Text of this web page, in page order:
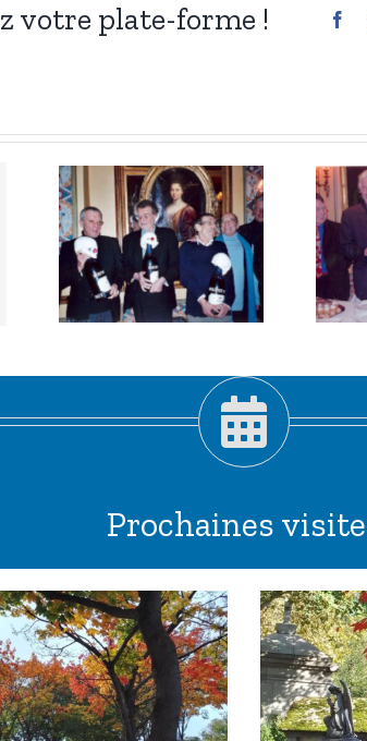
votre plate-forme !
Grands prix
de
l’humour
noir 2007
Prochaines